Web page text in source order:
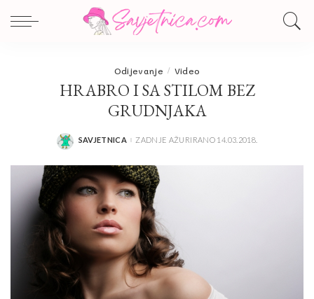
Odijevanje Video
HRABRO I SA STILOM BEZ
GRUDNJAKA
POSTED
SAVJETNICA ZADNJE AŽURIRANO 14.03.2018.